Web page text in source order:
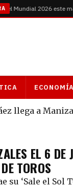
2026 este
ECONOMÍA
llega a
EL 6 DE
TOROS
‘Sale el Sol